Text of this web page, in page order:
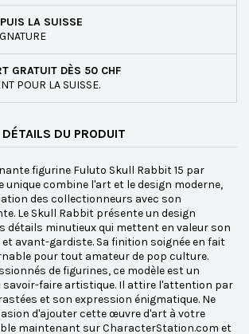
LA SUISSE
GRATUIT DÈS 50 CHF
POUR LA SUISSE.
DÉTAILS DU PRODUIT
figurine Fuluto Skull Rabbit 15 par
unique combine l'art et le design moderne,
des collectionneurs avec son
Le Skull Rabbit présente un design
détails minutieux qui mettent en valeur son
avant-gardiste. Sa finition soignée en fait
pour tout amateur de pop culture.
de figurines, ce modèle est un
savoir-faire artistique. Il attire l'attention par
et son expression énigmatique. Ne
d'ajouter cette œuvre d'art à votre
maintenant sur CharacterStation.com et